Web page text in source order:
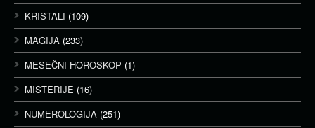
KRISTALI (109)
MAGIJA (233)
MESEČNI HOROSKOP (1)
MISTERIJE (16)
NUMEROLOGIJA (251)